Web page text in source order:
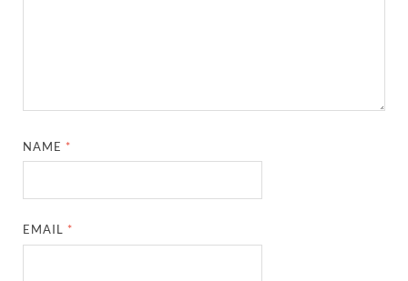
NAME *
EMAIL *